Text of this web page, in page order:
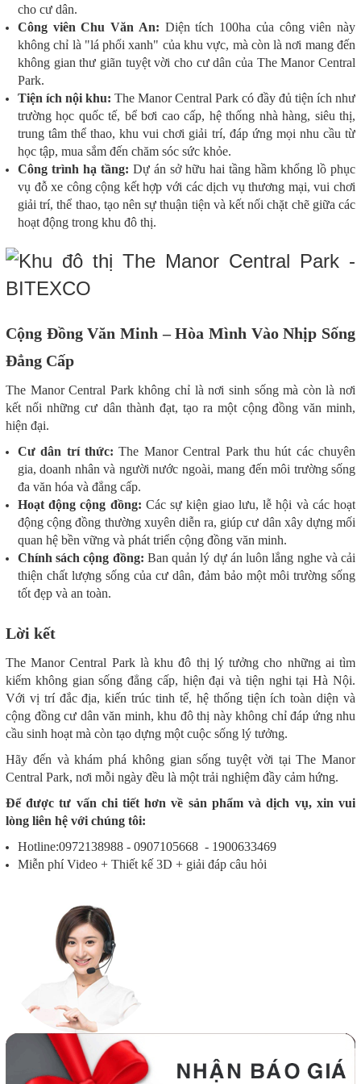
cho cư dân.
Công viên Chu Văn An: Diện tích 100ha của công viên này
không chỉ là "lá phổi xanh" của khu vực, mà còn là nơi mang đến
không gian thư giãn tuyệt vời cho cư dân của The Manor Central
Park.
Tiện ích nội khu: The Manor Central Park có đầy đủ tiện ích như
trường học quốc tế, bể bơi cao cấp, hệ thống nhà hàng, siêu thị,
trung tâm thể thao, khu vui chơi giải trí, đáp ứng mọi nhu cầu từ
học tập, mua sắm đến chăm sóc sức khỏe.
Công trình hạ tầng: Dự án sở hữu hai tầng hầm khổng lồ phục
vụ đỗ xe công cộng kết hợp với các dịch vụ thương mại, vui chơi
giải trí, thể thao, tạo nên sự thuận tiện và kết nối chặt chẽ giữa các
hoạt động trong khu đô thị.
Cộng Đồng Văn Minh – Hòa Mình Vào Nhịp Sống
Đẳng Cấp
The Manor Central Park không chỉ là nơi sinh sống mà còn là nơi
kết nối những cư dân thành đạt, tạo ra một cộng đồng văn minh,
hiện đại.
Cư dân trí thức: The Manor Central Park thu hút các chuyên
gia, doanh nhân và người nước ngoài, mang đến môi trường sống
đa văn hóa và đẳng cấp.
Hoạt động cộng đồng: Các sự kiện giao lưu, lễ hội và các hoạt
động cộng đồng thường xuyên diễn ra, giúp cư dân xây dựng mối
quan hệ bền vững và phát triển cộng đồng văn minh.
Chính sách cộng đồng: Ban quản lý dự án luôn lắng nghe và cải
thiện chất lượng sống của cư dân, đảm bảo một môi trường sống
tốt đẹp và an toàn.
Lời kết
The Manor Central Park là khu đô thị lý tưởng cho những ai tìm
kiếm không gian sống đẳng cấp, hiện đại và tiện nghi tại Hà Nội.
Với vị trí đắc địa, kiến trúc tinh tế, hệ thống tiện ích toàn diện và
cộng đồng cư dân văn minh, khu đô thị này không chỉ đáp ứng nhu
cầu sinh hoạt mà còn tạo dựng một cuộc sống lý tưởng.
Hãy đến và khám phá không gian sống tuyệt vời tại The Manor
Central Park, nơi mỗi ngày đều là một trải nghiệm đầy cảm hứng.
Để được tư vấn chi tiết hơn về sản phẩm và dịch vụ, xin vui
lòng liên hệ với chúng tôi:
Hotline:0972138988 - 0907105668 - 1900633469
Miễn phí Video + Thiết kế 3D + giải đáp câu hỏi